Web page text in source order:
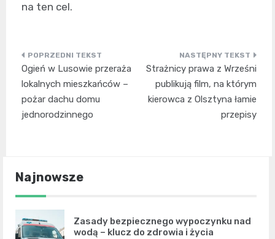
na ten cel.
Nawigacja
wpisu
Ogień w Lusowie przeraża
lokalnych mieszkańców –
pożar dachu domu
jednorodzinnego
Strażnicy prawa z Wrześni
publikują film, na którym
kierowca z Olsztyna łamie
przepisy
Najnowsze
Zasady bezpiecznego wypoczynku nad
wodą – klucz do zdrowia i życia